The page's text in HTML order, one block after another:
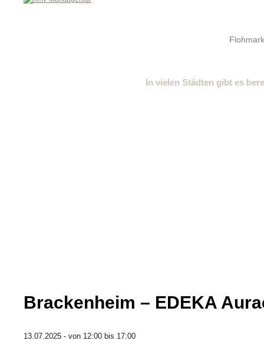
In vielen Städten gibt es
Brackenheim – EDEKA
13.07.2025 - von 12:00 bis 17:00